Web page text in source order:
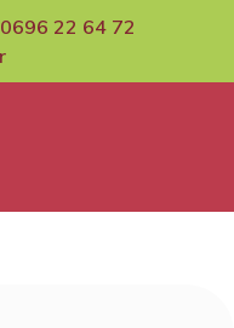
22 64 72